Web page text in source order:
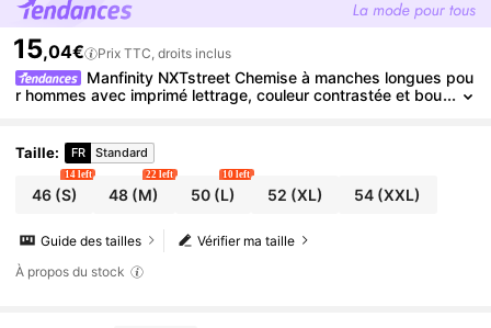
15,04€ Prix TTC, droits inclus
Manfinity NXTstreet Chemise à manches longues pou
r hommes avec imprimé lettrage, couleur contrastée et bou
Taille: FR Standard
46(S)
14 left
48 (M)
22 left
50(L)
10 left
52 (XL) 54 (XXL)
Vérifier ma taille
Guide des tailles
À propos du stock